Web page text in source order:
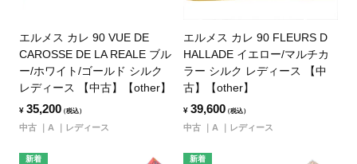
エルメス カレ 90 VUE DE
CAROSSE DE LA REALE ブル
ー/ホワイト/ゴールド シルク
レディース 【中古】【other】
¥ 35,200（税込）
中古 A レディース
エルメス カレ 90 FLEURS D
HALLADE イエロー/マルチカ
ラー シルク レディース 【中
古】【other】
¥ 39,600（税込）
中古 A レディース
新着 新着